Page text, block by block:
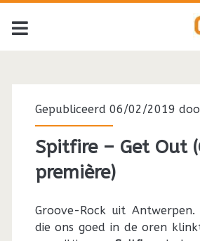
Gepubliceerd 06/02/2019
Spitfire – Get Out
première)
Groove-Rock uit
die ons goed in de oren